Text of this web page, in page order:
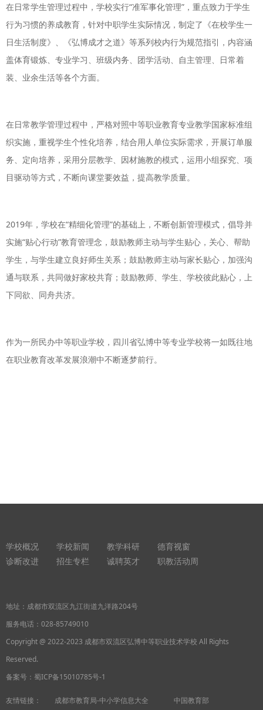
在日常学生管理过程中，学校实行“准军事化管理”，重点致力于学生
行为习惯的养成教育，针对中职学生实际情况，制定了《在校学生一
日生活制度》、《弘博成才之道》等系列校内行为规范指引，内容涵
盖体育锻炼、专业学习、班级内务、团学活动、自主管理、日常着
装、业余生活等各个方面。
在日常教学管理过程中，严格对照中等职业教育专业教学国家标准组
织实施，重视学生个性化培养，结合用人单位实际需求，开展订单服
务、定向培养，采用分层教学、因材施教的模式，运用小组探究、项
目驱动等方式，不断向课堂要效益，提高教学质量。
2019年，学校在“精细化管理”的基础上，不断创新管理模式，倡导并
实施“贴心行动”教育管理念，鼓励教师主动与学生贴心，关心、帮助
学生，与学生建立良好师生关系；鼓励教师主动与家长贴心，加强沟
通与联系，共同做好家校共育；鼓励教师、学生、学校彼此贴心，上
下同欲、同舟共济。
作为一所民办中等职业学校，四川省弘博中等专业学校将一如既往地
在职业教育改革发展浪潮中不断逐梦前行。
学校概况 学校新闻 教学科研
德育视窗
诊断改进
招生专栏 诚聘英才 职教活动周
地址：成都市双流区九江街道九洋路204号
服务电话： 028-85749010
Copyright @ 2022-2023 成都市双流区弘博中等职业技术学校 All Rights
Reserved.
备案号： 蜀ICP备15010785号-1
友情链接： 成都市教育局-中小学信息大全 中国教育部